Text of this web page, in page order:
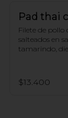
Pad thai
Filete de pollo
salteados en
tamarindo,
$13.400